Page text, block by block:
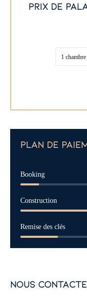
prix de
1 chambre
plan de
Booking
Construction
Remise des clés
nous